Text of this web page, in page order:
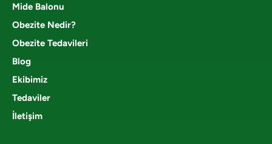
Mide Balonu
Obezite Nedir?
Obezite Tedavileri
Blog
Ekibimiz
Tedaviler
İletişim